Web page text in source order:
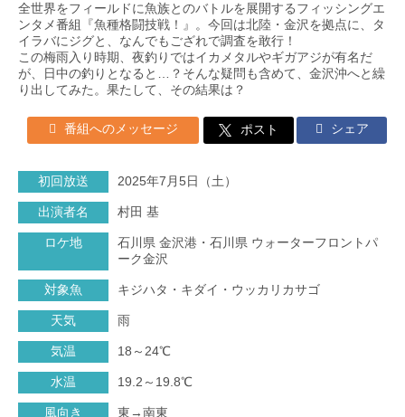
全世界をフィールドに魚族とのバトルを展開するフィッシングエ
ンタメ番組『魚種格闘技戦！』。今回は北陸・金沢を拠点に、タ
イラバにジグと、なんでもござれで調査を敢行！
この梅雨入り時期、夜釣りではイカメタルやギガアジが有名だ
が、日中の釣りとなると…？そんな疑問も含めて、金沢沖へと繰
り出してみた。果たして、その結果は？
番組へのメッセージ ポスト シェア
初回放送 2025年7月5日（土）
出演者名 村田 基
ロケ地
石川県 金沢港・石川県 ウォーターフロントパ
ーク金沢
対象魚 キジハタ・キダイ・ウッカリカサゴ
天気 雨
気温 18～24℃
水温 19.2～19.8℃
風向き 東→南東